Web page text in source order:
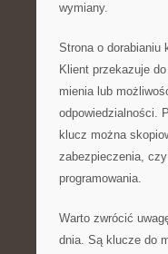
wymiany.
Strona o dorabianiu
Klient przekazuje
mienia lub
odpowiedzialności.
klucz można
zabezpieczenia,
programowania.
Warto zwrócić
dnia. Są klucze do